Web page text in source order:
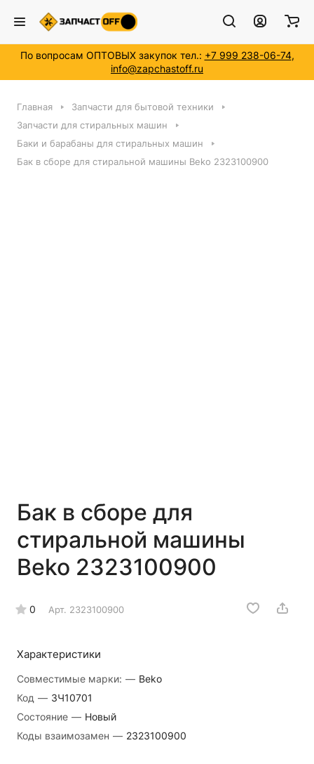
По вопросам ОПТОВЫХ закупок тел.: +7 999 238-06-74,
info@zapchastoff.ru
Главная
Запчасти для бытовой техники
Запчасти для стиральных машин
Баки и барабаны для стиральных машин
Бак в сборе для стиральной машины Beko 2323100900
Бак в сборе для
стиральной машины
Beko 2323100900
0 Арт. 2323100900
Характеристики
Совместимые марки: — Beko
Код — ЗЧ10701
Состояние — Новый
Коды взаимозамен — 2323100900